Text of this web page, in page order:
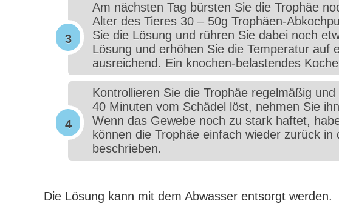
Am nächsten Tag bürsten Sie die Trophäe
Alter des Tieres 30 – 50g Trophäen-
Sie die Lösung und rühren Sie dabei noch
Lösung und erhöhen Sie die Temperatur auf
ausreichend. Ein knochen-belastendes
Kontrollieren Sie die Trophäe regelmäßig
40 Minuten vom Schädel löst, nehmen Sie
Wenn das Gewebe noch zu stark haftet,
können die Trophäe einfach wieder zurück
beschrieben.
Die Lösung kann mit dem Abwasser entsorgt werden.